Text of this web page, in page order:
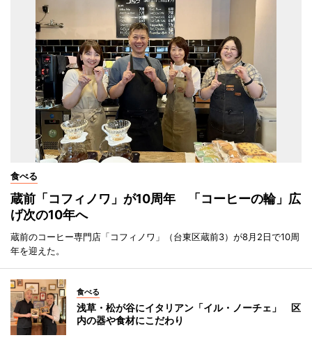
食べる
蔵前「コフィノワ」が10周年 「コーヒーの輪」広
げ次の10年へ
蔵前のコーヒー専門店「コフィノワ」（台東区蔵前3）が8月2日で10周
年を迎えた。
食べる
浅草・松が谷にイタリアン「イル・ノーチェ」 区
内の器や食材にこだわり